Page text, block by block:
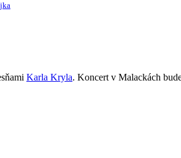
Karla Kryla. Koncert v Malackách